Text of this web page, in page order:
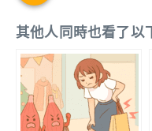
其他人同時也看了以